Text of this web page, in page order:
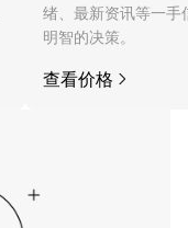
绪、最新资讯等一手
明智的决策。
查看价格